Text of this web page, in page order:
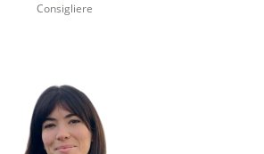
Consigliere